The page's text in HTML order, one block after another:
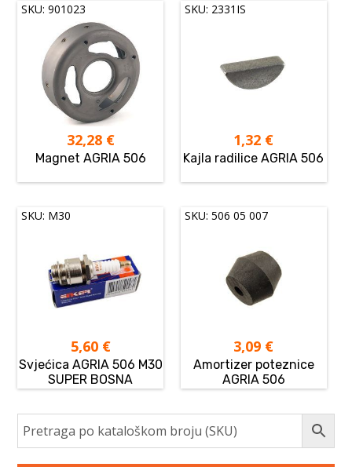
SKU: 901023
32,28 €
Magnet AGRIA 506
SKU: 2331IS
1,32 €
Kajla radilice AGRIA 506
SKU: M30
5,60 €
Svjećica AGRIA 506 M30
SUPER BOSNA
SKU: 506 05 007
3,09 €
Amortizer poteznice
AGRIA 506